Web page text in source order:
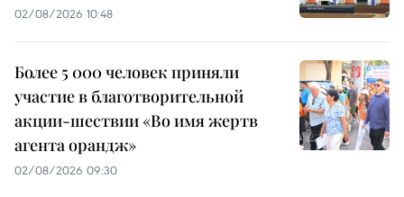
02/08/2026 10:48
Более 5 000 человек приняли
участие в благотворительной
акции-шествии «Во имя жертв
агента орандж»
02/08/2026 09:30